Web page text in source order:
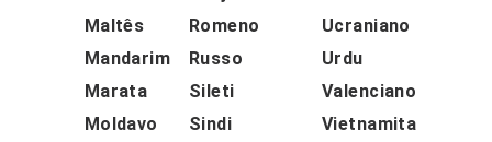
Maltês
Mandarim
Marata
Moldavo
Romeno
Russo
Sileti
Sindi
Ucraniano
Urdu
Valenciano
Vietnamita